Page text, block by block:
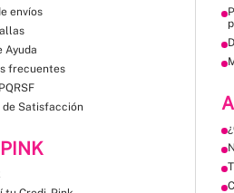
envíos
Ayuda
frecuentes
de Satisfacción